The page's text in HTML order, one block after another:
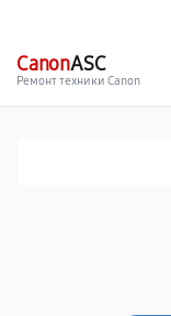
CanonASC
Ремонт техники Canon